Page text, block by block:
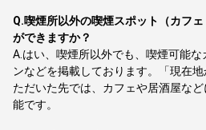
Q.喫煙所以外の喫煙スポット（カフ
ができますか？
A. はい、喫煙所以外でも、喫煙可能
ンなどを掲載しております。「現在
ただいた先では、カフェや居酒屋な
能です。